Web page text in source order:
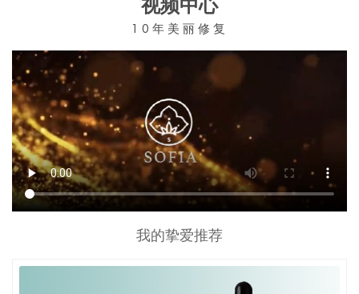
视频中心
10年美丽修复
我的挚爱推荐